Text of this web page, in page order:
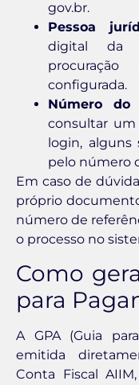
gov.br.
Pessoa
digital da
procuração
configurada.
Número do
consultar um
login, alguns
pelo número
Em caso de
próprio
número de
o processo no
Como
para
A GPA (Guia
emitida
Conta Fiscal